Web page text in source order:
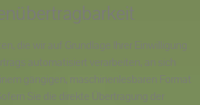
die wir auf Grundlage Ihrer Einwilligung
automatisiert verarbeiten, an sich
gängigen, maschinenlesbaren Format
Sie die direkte Übertragung der